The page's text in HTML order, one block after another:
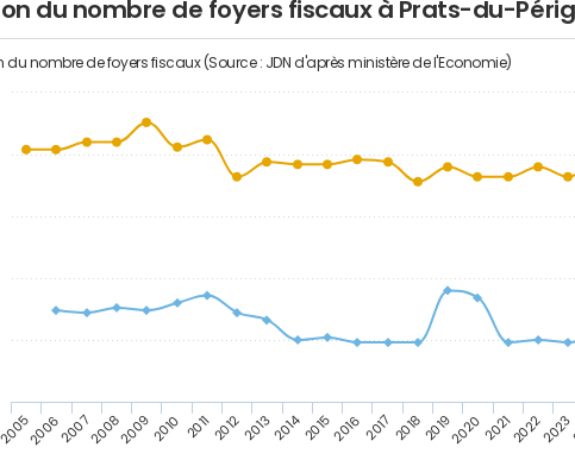
du nombre de foyers fiscaux à Prats-du-
du nombre de foyers fiscaux (Source : JDN d'après ministère de l'Economie)
200520062007200820092010 201120122013201420152016 2017 201820192020202120222023